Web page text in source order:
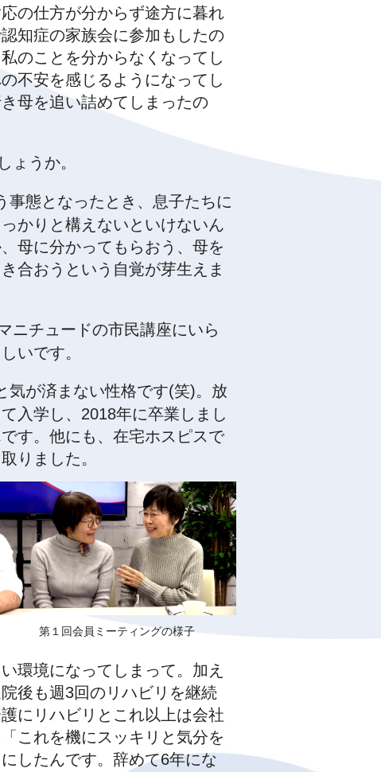
の仕方が分からず途方に暮れ
知症の家族会に参加もしたの
のことを分からなくなってし
不安を感じるようになってし
母を追い詰めてしまったの
ょうか。
事態となったとき、息子たちに
かりと構えないといけないん
母に分かってもらおう、母を
合おうという自覚が芽生えま
ニチュードの市民講座にいら
いです。
気が済まない性格です(笑)。放
入学し、2018年に卒業しまし
す。他にも、在宅ホスピスで
りました。
第１回会員ミーティングの様子
環境になってしまって。加え
後も週3回のリハビリを継続
にリハビリとこれ以上は会社
これを機にスッキリと気分を
したんです。辞めて6年にな